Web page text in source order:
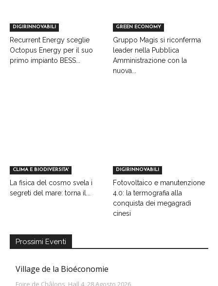
DIGIRINNOVABILI
Recurrent Energy sceglie
Octopus Energy per il suo
primo impianto BESS...
GREEN ECONOMY
Gruppo Magis si riconferma
leader nella Pubblica
Amministrazione con la
nuova...
CLIMA E BIODIVERSITA'
La fisica del cosmo svela i
segreti del mare: torna il...
DIGIRINNOVABILI
Fotovoltaico e manutenzione
4.0: la termografia alla
conquista dei megagradi
cinesi
Prossimi Eventi
Village de la Bioéconomie
Foire de Châlons, Hall 4, 28 Agosto 2026